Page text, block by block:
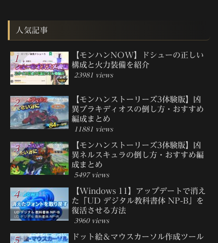
人気記事
【モンハンNOW】ドシューの正しい
構成と火力装備を紹介
23981 views
【モンハンストーリーズ3体験版】凶
異ブラキディオスの倒し方・おすすめ
編成まとめ
11881 views
【モンハンストーリーズ3体験版】凶
異ネルスキュラの倒し方・おすすめ編
成まとめ
5497 views
【Windows 11】アップデートで消え
た「UD デジタル教科書体 NP-B」を
復活させる方法
3960 views
ドット絵＆マウスカーソル作成ツール